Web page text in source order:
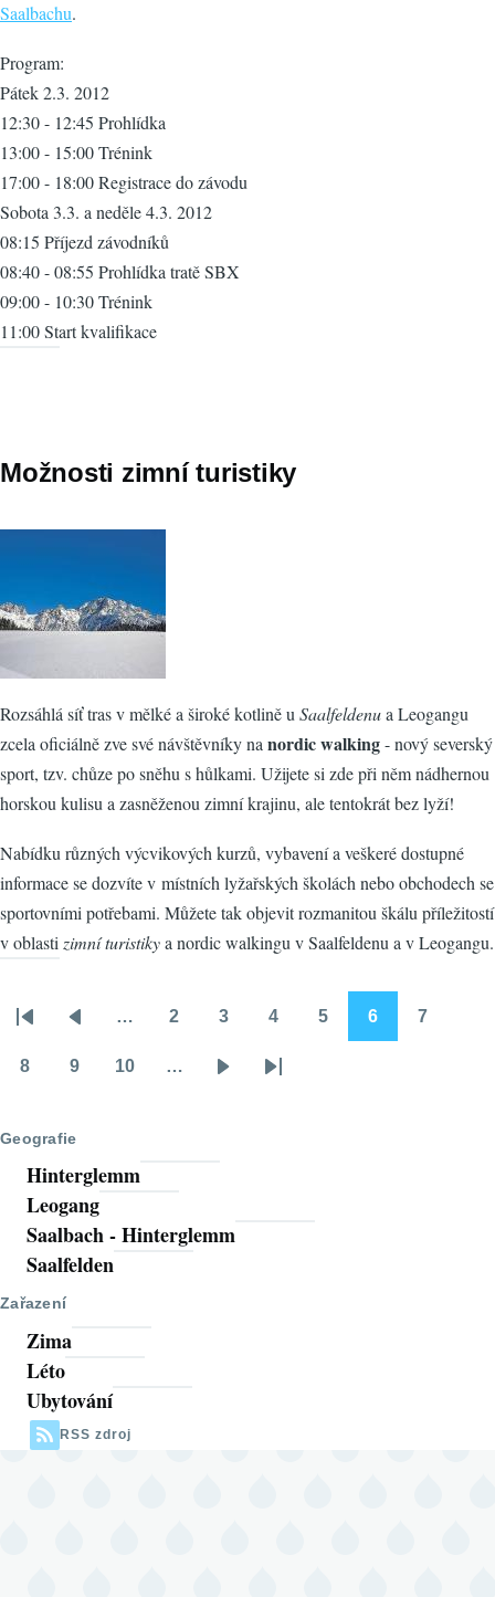
Saalbachu.
Program:
Pátek 2.3. 2012
12:30 - 12:45 Prohlídka
13:00 - 15:00 Trénink
17:00 - 18:00 Registrace do závodu
Sobota 3.3. a neděle 4.3. 2012
08:15 Příjezd závodníků
08:40 - 08:55 Prohlídka tratě SBX
09:00 - 10:30 Trénink
11:00 Start kvalifikace
Možnosti zimní turistiky
Rozsáhlá síť tras v mělké a široké kotlině u Saalfeldenua Leogangu
zcela oficiálně zve své návštěvníky na nordic walking- nový severský
sport, tzv. chůze po sněhu s hůlkami. Užijete si zde při něm nádhernou
horskou kulisu a zasněženou zimní krajinu, ale tentokrát bez lyží!
Nabídku různých výcvikových kurzů, vybavení a veškeré dostupné
informace se dozvíte v místních lyžařských školách nebo obchodech se
sportovními potřebami. Můžete tak objevit rozmanitou škálu příležitostí
v oblasti zimní turistikya nordic walkingu v Saalfeldenu a v Leogangu.
Pagination
First
page
Předchozí
stránka
… 2 3 4 5 6 7
8 9 10 …
NásledujícíPoslední
Geografie
Hinterglemm
Leogang
Saalbach - Hinterglemm
Saalfelden
Zařazení
Zima
Léto
Ubytování
RSS zdroj